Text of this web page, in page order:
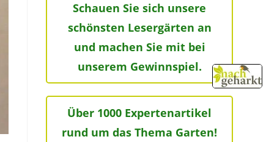
Schauen Sie sich unsere
schönsten Lesergärten an
und machen Sie mit bei
unserem Gewinnspiel.
Über 1000 Expertenartikel
rund um das Thema Garten!